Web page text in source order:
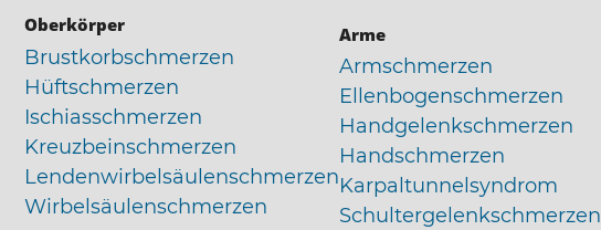
Oberkörper
Brustkorbschmerzen
Hüftschmerzen
Ischiasschmerzen
Kreuzbeinschmerzen
Lendenwirbelsäulenschmerzen
Wirbelsäulenschmerzen
Arme
Armschmerzen
Ellenbogenschmerzen
Handgelenkschmerzen
Handschmerzen
Karpaltunnelsyndrom
Schultergelenkschmerzen